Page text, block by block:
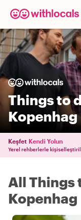
Things to
Kopenhag
Keşfet Kendi Yolun
Yerel rehberlerle
All Things
Kopenhag